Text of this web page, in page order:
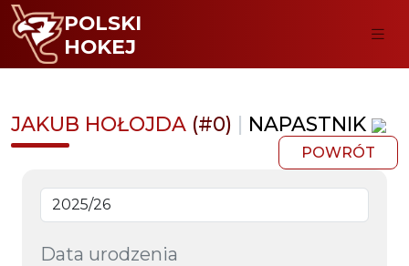
POLSKI
HOKEJ
JAKUB HOŁOJDA (#0) | NAPASTNIK
POWRÓT
Data urodzenia